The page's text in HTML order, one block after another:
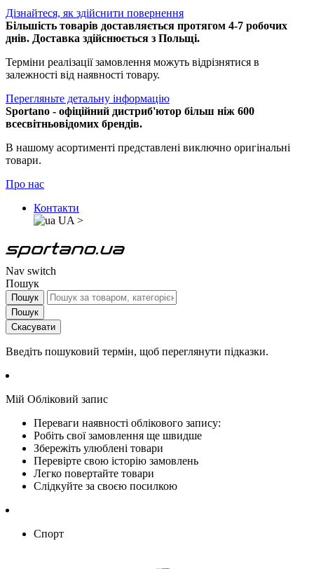
Дізнайтеся, як здійснити повернення
Більшість товарів доставляється протягом 4-7 робочих
днів. Доставка здійснюється з Польщі.
Терміни реалізації замовлення можуть відрізнятися в
залежності від наявності товару.
Перегляньте детальну інформацію
Sportano - офіційний дистриб'ютор більш ніж 600
всесвітньовідомих брендів.
В нашому асортименті представлені виключно оригінальні
товари.
Про нас
Контакти
UA >
Nav switch
Пошук
Пошук
Пошук
Скасувати
Введіть пошуковий термін, щоб переглянути підказки.
Мій Обліковий запис
Переваги наявності облікового запису:
Робіть свої замовлення ще швидше
Збережіть улюблені товари
Перевірте свою історію замовлень
Легко повертайте товари
Слідкуйте за своєю посилкою
Спорт